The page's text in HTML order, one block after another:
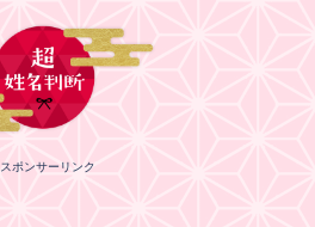
スポンサーリンク